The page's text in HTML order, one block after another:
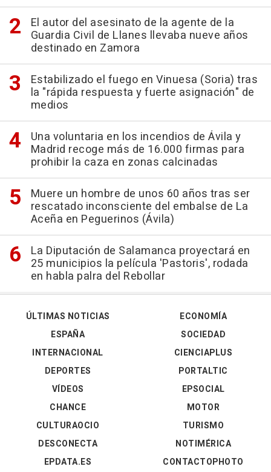
El autor del asesinato de la agente de la
Guardia Civil de Llanes llevaba nueve años
destinado en Zamora
Estabilizado el fuego en Vinuesa (Soria) tras
la "rápida respuesta y fuerte asignación" de
medios
Una voluntaria en los incendios de Ávila y
Madrid recoge más de 16.000 firmas para
prohibir la caza en zonas calcinadas
Muere un hombre de unos 60 años tras ser
rescatado inconsciente del embalse de La
Aceña en Peguerinos (Ávila)
La Diputación de Salamanca proyectará en
25 municipios la película 'Pastoris', rodada
en habla palra del Rebollar
ÚLTIMAS NOTICIAS
ESPAÑA
INTERNACIONAL
DEPORTES
VÍDEOS
ECONOMÍA
SOCIEDAD
CIENCIAPLUS
PORTALTIC
EPSOCIAL
CHANCE
CULTURAOCIO
DESCONECTA
EPDATA.ES
MOTOR
TURISMO
NOTIMÉRICA
CONTACTOPHOTO